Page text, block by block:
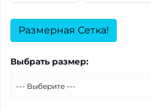
Размерная Сетка!
Выбрать размер: